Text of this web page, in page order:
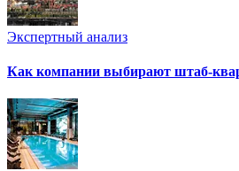
Экспертный анализ
Как компании выбирают штаб-